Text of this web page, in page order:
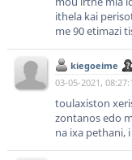
ithela kai
me 90 etimazi
kiegoeime
03-05-2021,
toulaxiston
zontanos edo
na ixa pethani,